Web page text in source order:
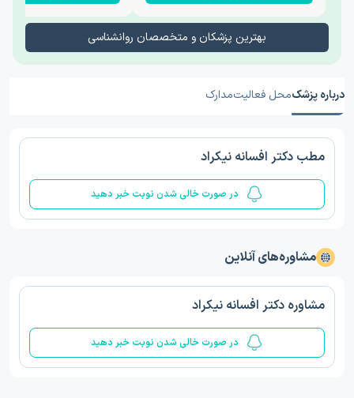
بهترین پزشکان و متخصصان روانشناسی
درباره پزشکمحل فعالیتمدارک
مطب دکتر افسانه نیکراد
در صورت خالی شدن نوبت خبر دهید
مشاوره‌های آنلاین
مشاوره دکتر افسانه نیکراد
در صورت خالی شدن نوبت خبر دهید